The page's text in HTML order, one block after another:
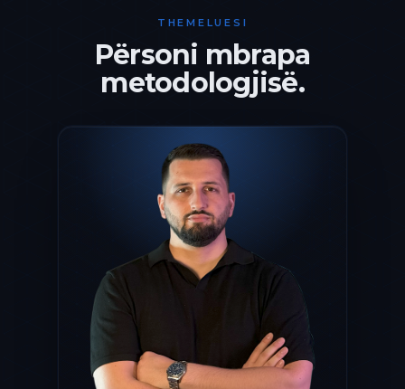
THEMELUESI
Përsoni mbrapa
metodologjisë.